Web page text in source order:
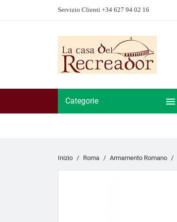
Servizio Clienti +34 627 94 02 16
Categorie 
Inizio Roma Armamento Romano